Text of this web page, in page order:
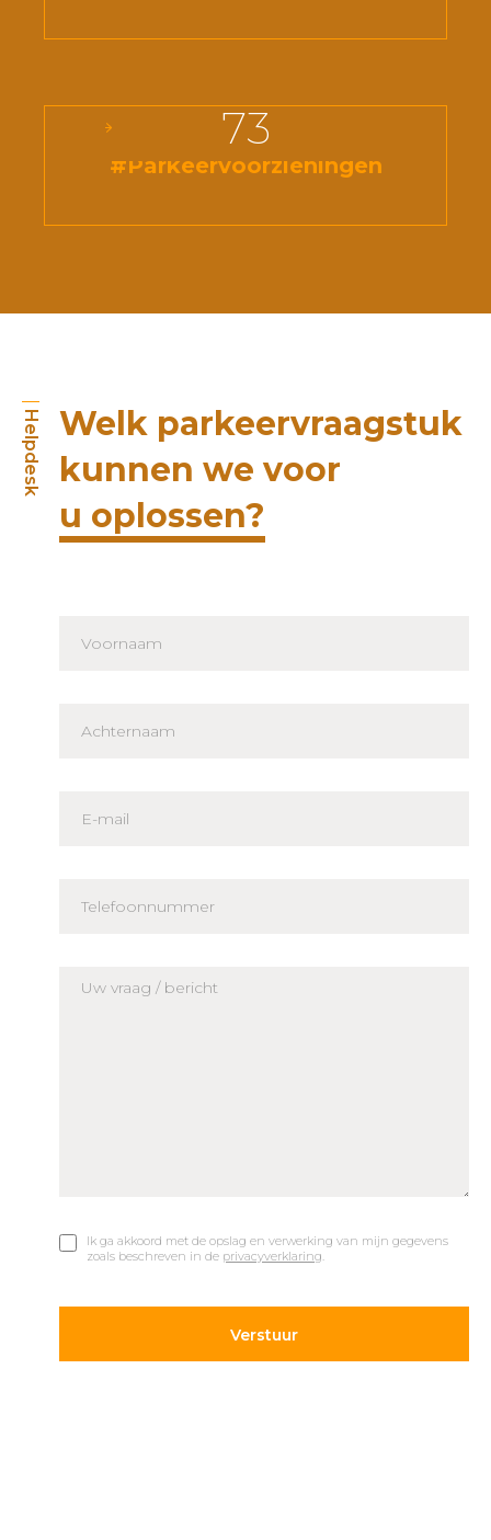
#Parkeervoorzieningen
73
Helpdesk Welk parkeervraagstuk
kunnen we voor
u oplossen?
Ik ga akkoord met de opslag en verwerking van mijn gegevens
zoals beschreven in de privacyverklaring